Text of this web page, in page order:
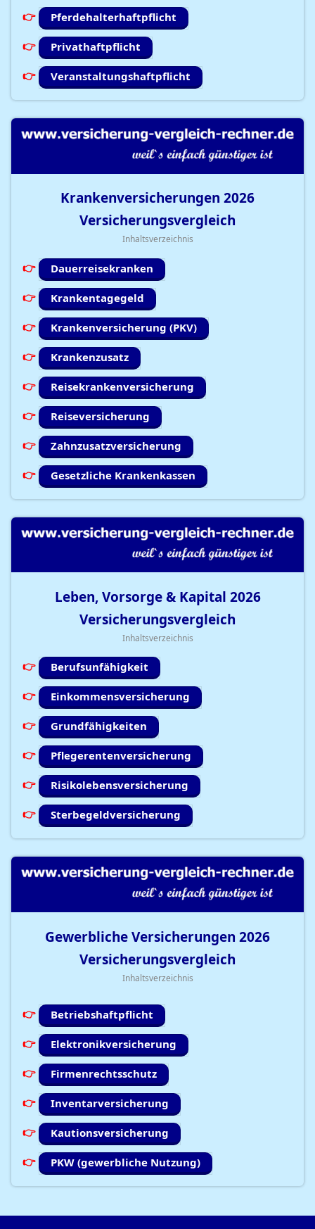
Pferdehalterhaftpflicht
Privathaftpflicht
Veranstaltungshaftpflicht
Krankenversicherungen 2026
Versicherungsvergleich
Inhaltsverzeichnis
Dauerreisekranken
Krankentagegeld
Krankenversicherung (PKV)
Krankenzusatz
Reisekrankenversicherung
Reiseversicherung
Zahnzusatzversicherung
Gesetzliche Krankenkassen
Leben, Vorsorge & Kapital 2026
Versicherungsvergleich
Inhaltsverzeichnis
Berufsunfähigkeit
Einkommensversicherung
Grundfähigkeiten
Pflegerentenversicherung
Risikolebensversicherung
Sterbegeldversicherung
Gewerbliche Versicherungen 2026
Versicherungsvergleich
Inhaltsverzeichnis
Betriebshaftpflicht
Elektronikversicherung
Firmenrechtsschutz
Inventarversicherung
Kautionsversicherung
PKW (gewerbliche Nutzung)